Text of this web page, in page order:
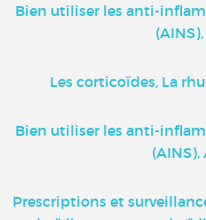
Bien utiliser les anti-
Les corticoïdes, La
Bien utiliser les anti-
Prescriptions et